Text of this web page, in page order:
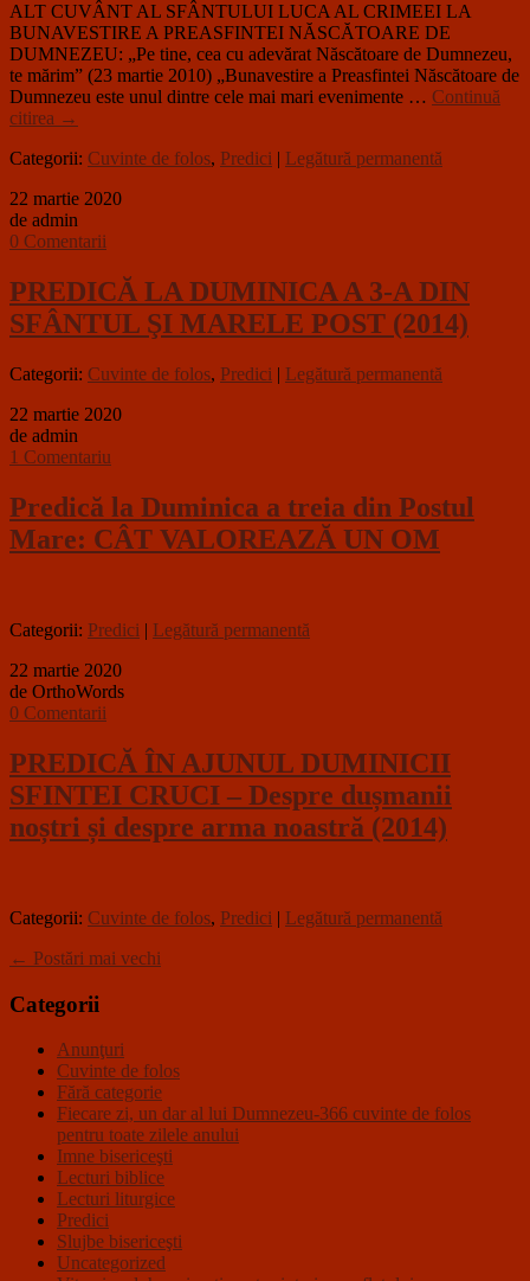
ALT CUVÂNT AL SFÂNTULUI LUCA AL CRIMEEI LA
BUNAVESTIRE A PREASFINTEI NĂSCĂTOARE DE
DUMNEZEU: „Pe tine, cea cu adevărat Născătoare de Dumnezeu,
te mărim” (23 martie 2010) „Bunavestire a Preasfintei Născătoare de
Dumnezeu este unul dintre cele mai mari evenimente … Continuă
citirea →
Categorii: Cuvinte de folos, Predici | Legătură permanentă
22 martie 2020
de admin
0 Comentarii
PREDICĂ LA DUMINICA A 3-A DIN
SFÂNTUL ŞI MARELE POST (2014)
Categorii: Cuvinte de folos, Predici | Legătură permanentă
22 martie 2020
de admin
1 Comentariu
Predică la Duminica a treia din Postul
Mare: CÂT VALOREAZĂ UN OM
Categorii: Predici | Legătură permanentă
22 martie 2020
de OrthoWords
0 Comentarii
PREDICĂ ÎN AJUNUL DUMINICII
SFINTEI CRUCI – Despre dușmanii
noștri și despre arma noastră (2014)
Categorii: Cuvinte de folos, Predici | Legătură permanentă
← Postări mai vechi
Categorii
Anunţuri
Cuvinte de folos
Fără categorie
Fiecare zi, un dar al lui Dumnezeu-366 cuvinte de folos
pentru toate zilele anului
Imne bisericeşti
Lecturi biblice
Lecturi liturgice
Predici
Slujbe bisericeşti
Uncategorized